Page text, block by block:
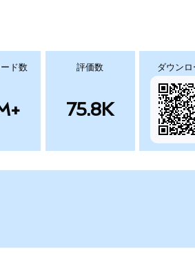
ド数 評価数
75.8K
ダウンロ